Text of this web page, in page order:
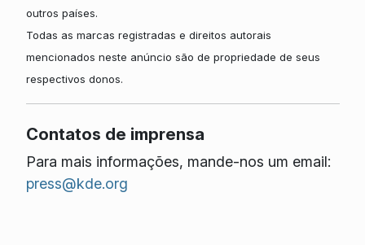
outros países.
Todas as marcas registradas e direitos autorais
mencionados neste anúncio são de propriedade de seus
respectivos donos.
Contatos de imprensa
Para mais informações, mande-nos um email:
press@kde.org